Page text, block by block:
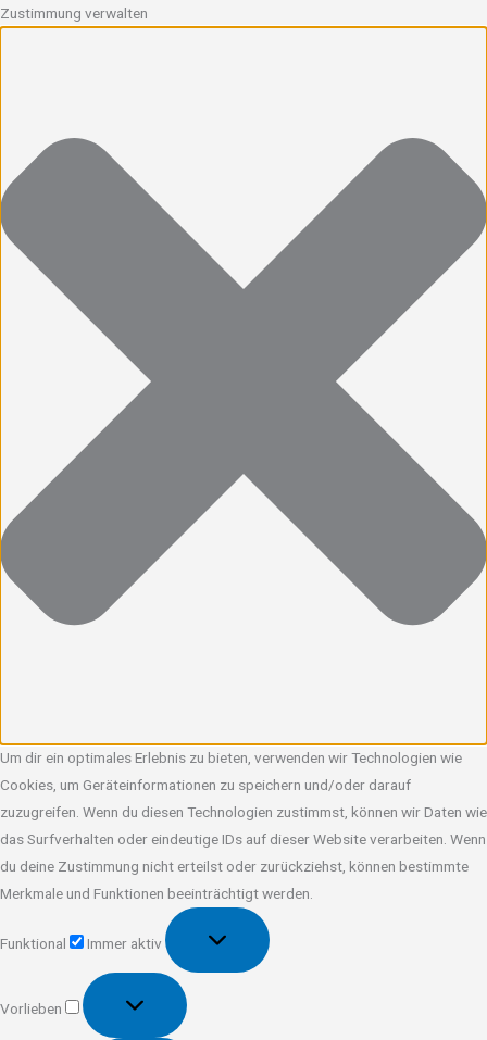
Zustimmung verwalten
Um dir ein optimales Erlebnis zu bieten, verwenden wir Technologien wie
Cookies, um Geräteinformationen zu speichern und/oder darauf
zuzugreifen. Wenn du diesen Technologien zustimmst, können wir Daten wie
das Surfverhalten oder eindeutige IDs auf dieser Website verarbeiten. Wenn
du deine Zustimmung nicht erteilst oder zurückziehst, können bestimmte
Merkmale und Funktionen beeinträchtigt werden.
Funktional
Immer aktiv
Vorlieben
Vorlieben